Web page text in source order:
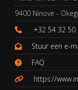
9400 Ninove -
+32 54 32 50
Stuur een e-
FAQ
https://